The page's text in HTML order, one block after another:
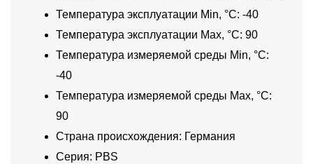
Температура эксплуатации Min, °C: -40
Температура эксплуатации Max, °C: 90
Температура измеряемой среды Min, °C:
-40
Температура измеряемой среды Max, °C:
90
Страна происхождения: Германия
Серия: PBS